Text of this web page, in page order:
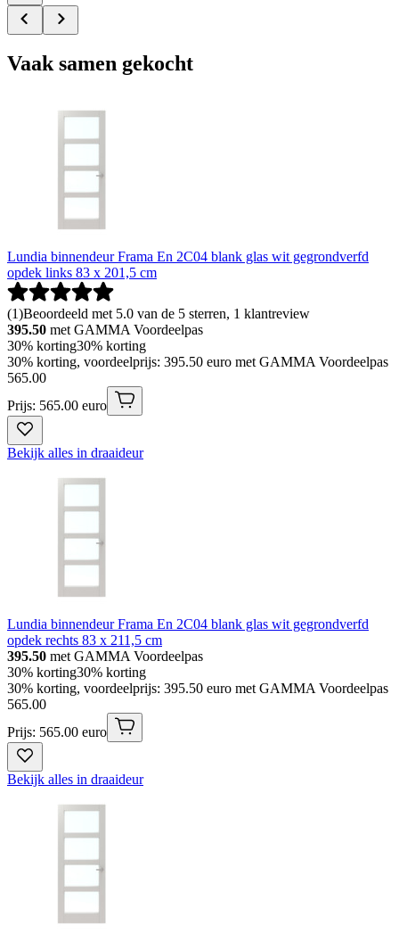
Vaak samen gekocht
Lundia binnendeur Frama En 2C04 blank glas wit gegrondverfd
opdek links 83 x 201,5 cm
(1)Beoordeeld met 5.0 van de 5 sterren, 1 klantreview
395.50 met GAMMA Voordeelpas
30% korting30% korting
30% korting, voordeelprijs: 395.50 euro met GAMMA Voordeelpas
565.00
Prijs: 565.00 euro
Bekijk alles in draaideur
Lundia binnendeur Frama En 2C04 blank glas wit gegrondverfd
opdek rechts 83 x 211,5 cm
395.50 met GAMMA Voordeelpas
30% korting30% korting
30% korting, voordeelprijs: 395.50 euro met GAMMA Voordeelpas
565.00
Prijs: 565.00 euro
Bekijk alles in draaideur